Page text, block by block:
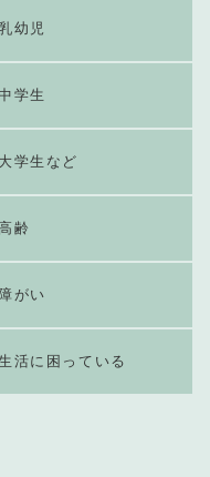
幼児
学生
大学生など
齢
障がい
活に困っている